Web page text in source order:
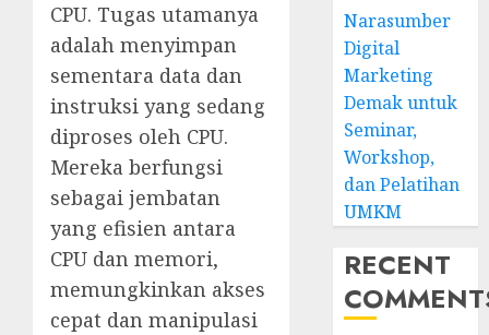
CPU. Tugas utamanya
adalah menyimpan
sementara data dan
instruksi yang sedang
diproses oleh CPU.
Mereka berfungsi
sebagai jembatan
yang efisien antara
CPU dan memori,
memungkinkan akses
cepat dan manipulasi
Narasumber
Digital
Marketing
Demak untuk
Seminar,
Workshop,
dan Pelatihan
UMKM
RECENT